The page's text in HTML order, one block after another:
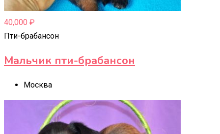
40,000 ₽
Пти-брабансон
Мальчик пти-брабансон
Москва